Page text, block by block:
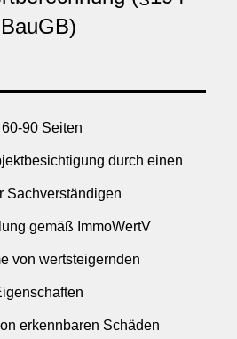
BauGB)
90 Seiten
durch einen
Sachverständigen
gemäß ImmoWertV
von wertsteigernden
erkennbaren Schäden